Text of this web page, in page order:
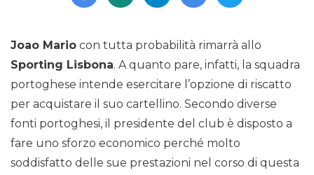
Joao Mario con tutta probabilità rimarrà allo
Sporting Lisbona. A quanto pare, infatti, la squadra
portoghese intende esercitare l’opzione di riscatto
per acquistare il suo cartellino. Secondo diverse
fonti portoghesi, il presidente del club è disposto a
fare uno sforzo economico perché molto
soddisfatto delle sue prestazioni nel corso di questa